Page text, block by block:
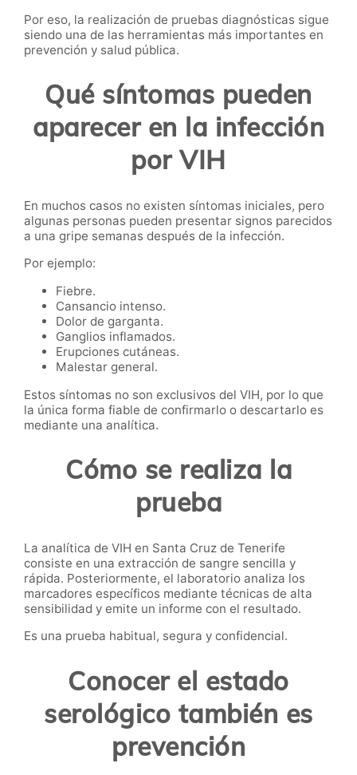
Por eso, la realización de pruebas diagnósticas sigue
siendo una de las herramientas más importantes en
prevención y salud pública.
Qué síntomas pueden
aparecer en la infección
por VIH
En muchos casos no existen síntomas iniciales, pero
algunas personas pueden presentar signos parecidos
a una gripe semanas después de la infección.
Por ejemplo:
Fiebre.
Cansancio intenso.
Dolor de garganta.
Ganglios inflamados.
Erupciones cutáneas.
Malestar general.
Estos síntomas no son exclusivos del VIH, por lo que
la única forma fiable de confirmarlo o descartarlo es
mediante una analítica.
Cómo se realiza la
prueba
La analítica de VIH en Santa Cruz de Tenerife
consiste en una extracción de sangre sencilla y
rápida. Posteriormente, el laboratorio analiza los
marcadores específicos mediante técnicas de alta
sensibilidad y emite un informe con el resultado.
Es una prueba habitual, segura y confidencial.
Conocer el estado
serológico también es
prevención